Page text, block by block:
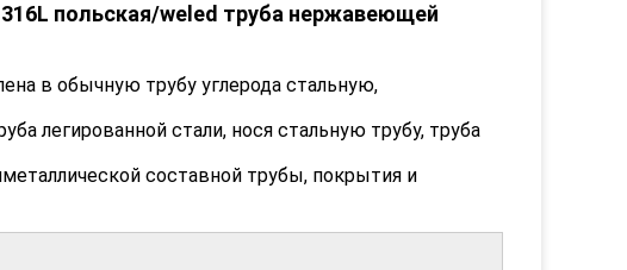
польская/weled труба нержавеющей
в обычную трубу углерода стальную,
легированной стали, нося стальную трубу, труба
составной трубы, покрытия и